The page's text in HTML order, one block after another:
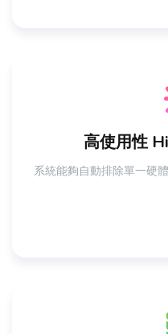
高使用性
系統能夠自動排除單一硬